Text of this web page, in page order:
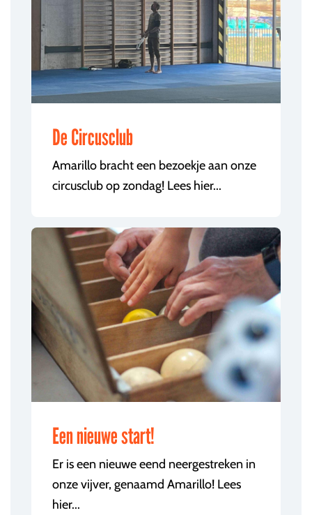
De Circusclub
Amarillo bracht een bezoekje aan onze
circusclub op zondag! Lees hier...
Een nieuwe start!
Er is een nieuwe eend neergestreken in
onze vijver, genaamd Amarillo! Lees
hier...